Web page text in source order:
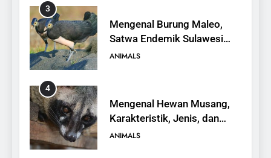
3
Mengenal Burung Maleo,
Satwa Endemik Sulawesi
yang Terancam Punah
ANIMALS
4
Mengenal Hewan Musang,
Karakteristik, Jenis, dan
Peran dalam Ekosistem
ANIMALS